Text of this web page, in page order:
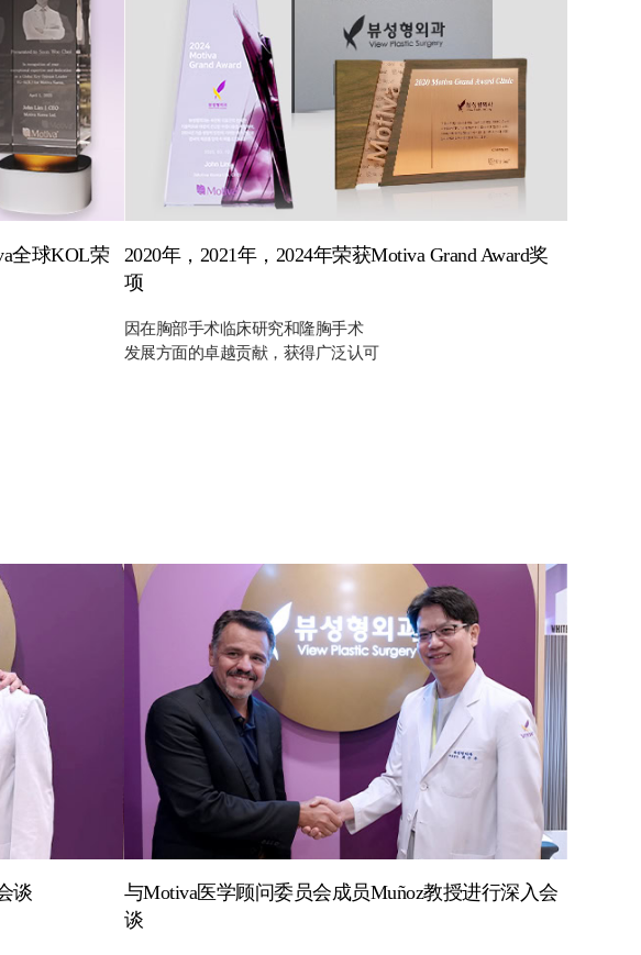
全球KOL荣
2020年，2021年，2024年荣获Motiva Grand Award奖
项
因在胸部手术临床研究和隆胸手术
发展方面的卓越贡献，获得广泛认可
谈
与Motiva医学顾问委员会成员Muñoz教授进行深入会
谈